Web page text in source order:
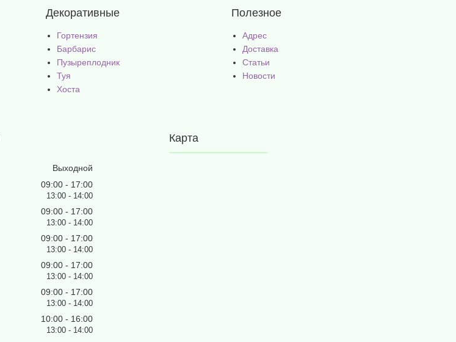
Декоративные
Гортензия
Барбарис
Пузыреплодник
Туя
Хоста
Полезное
Адрес
Доставка
Статьи
Новости
Выходной
09:00 17:00
13:00 14:00
09:00 17:00
13:00 14:00
09:00 17:00
13:00 14:00
09:00 17:00
13:00 14:00
09:00 17:00
13:00 14:00
10:00 16:00
13:00 14:00
Карта